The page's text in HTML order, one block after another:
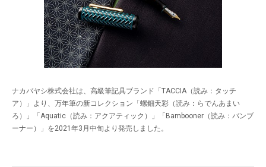
ナカバヤシ株式会社は、高級筆記具ブランド「TACCIA（読み：タッチ
ア）」より、万年筆の新コレクション「螺鈿天彩（読み：らでんあまい
ろ）」「Aquatic（読み：アクアティック）」「Bambooner（読み：バンブ
ーナー）」を2021年3月中旬より発売しました。